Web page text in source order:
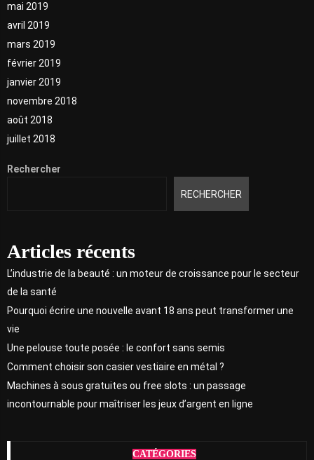
mai 2019
avril 2019
mars 2019
février 2019
janvier 2019
novembre 2018
août 2018
juillet 2018
Rechercher
RECHERCHER
Articles récents
L’industrie de la beauté : un moteur de croissance pour le secteur
de la santé
Pourquoi écrire une nouvelle avant 18 ans peut transformer une
vie
Une pelouse toute posée : le confort sans semis
Comment choisir son casier vestiaire en métal ?
Machines à sous gratuites ou free slots : un passage
incontournable pour maîtriser les jeux d’argent en ligne
CATÉGORIES